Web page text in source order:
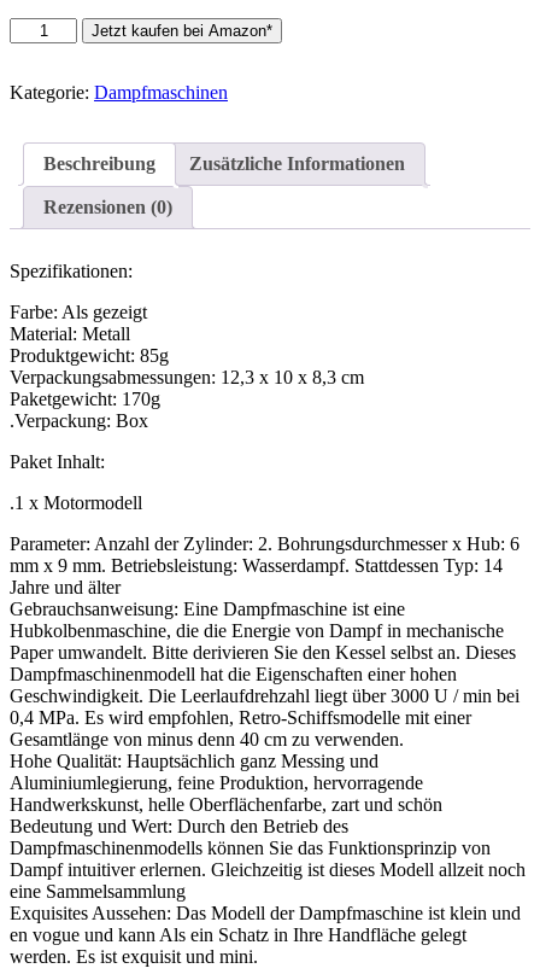
Leic
Dampfmaschine
Mini
Swing
Engine
40cm
Bootsmodelle
Menge
Jetzt kaufen bei Amazon*
Kategorie: Dampfmaschinen
Beschreibung Zusätzliche Informationen
Rezensionen (0)
Spezifikationen:
Farbe: Als gezeigt
Material: Metall
Produktgewicht: 85g
Verpackungsabmessungen: 12,3 x 10 x 8,3 cm
Paketgewicht: 170g
.Verpackung: Box
Paket Inhalt:
.1 x Motormodell
Parameter: Anzahl der Zylinder: 2. Bohrungsdurchmesser x Hub: 6
mm x 9 mm. Betriebsleistung: Wasserdampf. Stattdessen Typ: 14
Jahre und älter
Gebrauchsanweisung: Eine Dampfmaschine ist eine
Hubkolbenmaschine, die die Energie von Dampf in mechanische
Paper umwandelt. Bitte derivieren Sie den Kessel selbst an. Dieses
Dampfmaschinenmodell hat die Eigenschaften einer hohen
Geschwindigkeit. Die Leerlaufdrehzahl liegt über 3000 U / min bei
0,4 MPa. Es wird empfohlen, Retro-Schiffsmodelle mit einer
Gesamtlänge von minus denn 40 cm zu verwenden.
Hohe Qualität: Hauptsächlich ganz Messing und
Aluminiumlegierung, feine Produktion, hervorragende
Handwerkskunst, helle Oberflächenfarbe, zart und schön
Bedeutung und Wert: Durch den Betrieb des
Dampfmaschinenmodells können Sie das Funktionsprinzip von
Dampf intuitiver erlernen. Gleichzeitig ist dieses Modell allzeit noch
eine Sammelsammlung
Exquisites Aussehen: Das Modell der Dampfmaschine ist klein und
en vogue und kann Als ein Schatz in Ihre Handfläche gelegt
werden. Es ist exquisit und mini.